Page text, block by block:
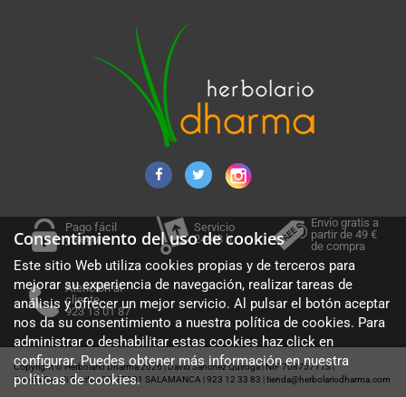
Pago fácil
y seguro
Servicio
24-48 h.
Envío gratis a
partir de 49 €
de compra
Atención al
cliente
923 13 01 87
Copyright © Herbolario Dharma 2026 | David Sánchez Quiroga NIF 70875711S |
Cuesta Sancti Spiritus 36, 37001 SALAMANCA 923 12 33 83 tienda@herbolariodharma.com
Consentimiento del uso de cookies
Este sitio Web utiliza cookies propias y de terceros para
mejorar su experiencia de navegación, realizar tareas de
análisis y ofrecer un mejor servicio. Al pulsar el botón aceptar
nos da su consentimiento a nuestra política de cookies. Para
administrar o deshabilitar estas cookies haz click en
configurar. Puedes obtener más información en nuestra
políticas de cookies.